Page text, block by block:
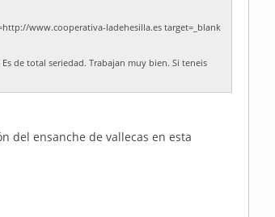
www.cooperativa-ladehesilla.es target=_blank
de total seriedad. Trabajan muy bien. Si teneis
del ensanche de vallecas en esta